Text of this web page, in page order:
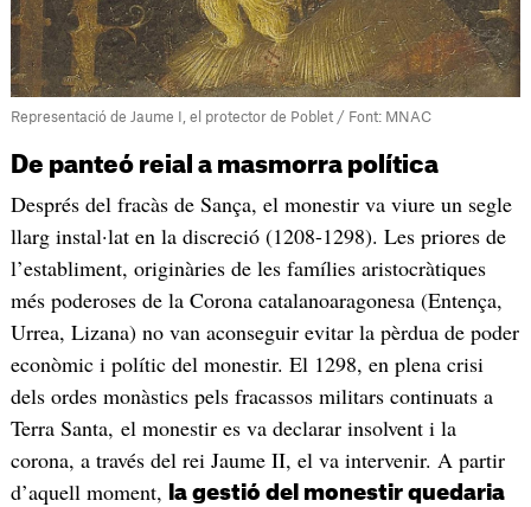
Representació de Jaume I, el protector de Poblet / Font: MNAC
De panteó reial a masmorra política
Després del fracàs de Sança, el monestir va viure un segle
llarg instal·lat en la discreció (1208-1298). Les priores de
l’establiment, originàries de les famílies aristocràtiques
més poderoses de la Corona catalanoaragonesa (Entença,
Urrea, Lizana) no van aconseguir evitar la pèrdua de poder
econòmic i polític del monestir. El 1298, en plena crisi
dels ordes monàstics pels fracassos militars continuats a
Terra Santa, el monestir es va declarar insolvent i la
corona, a través del rei Jaume II, el va intervenir. A partir
d’aquell moment,
la gestió del monestir quedaria